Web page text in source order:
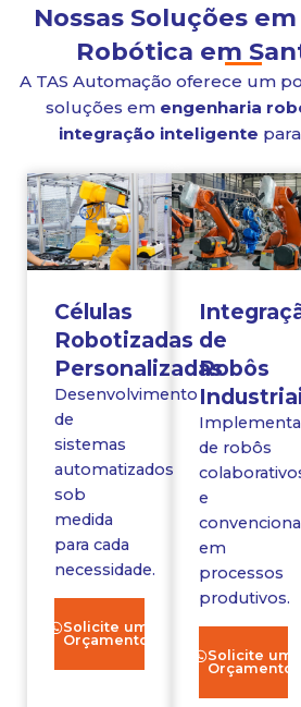
Nossas Soluções
Robótica em
A TAS Automação oferece um
soluções em engenharia
integração inteligente
Células
Robotizadas
Personalizadas
Desenvolvimento
de
sistemas
automatizados
sob
medida
para cada
necessidade.
Solicite um
Orçamento
de
Robôs
de robôs
e
em
processos
produtivos.
Solicite um
Orçamento